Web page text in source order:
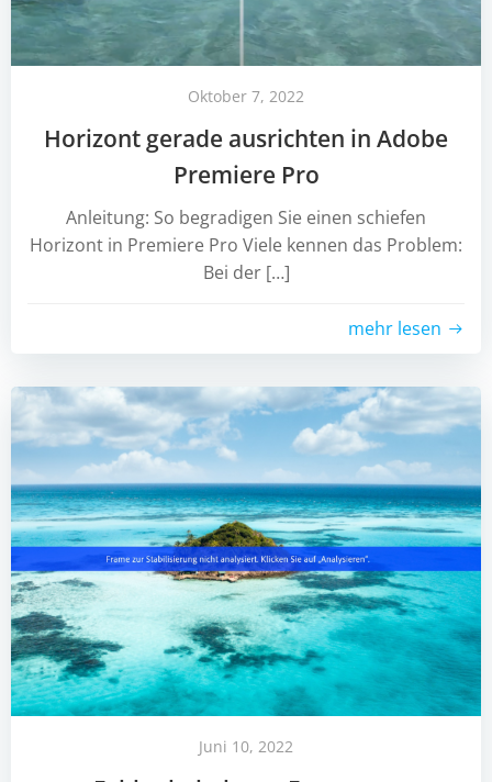
Oktober 7, 2022
Horizont gerade ausrichten in Adobe
Premiere Pro
Anleitung: So begradigen Sie einen schiefen
Horizont in Premiere Pro Viele kennen das Problem:
Bei der […]
mehr lesen
Juni 10, 2022